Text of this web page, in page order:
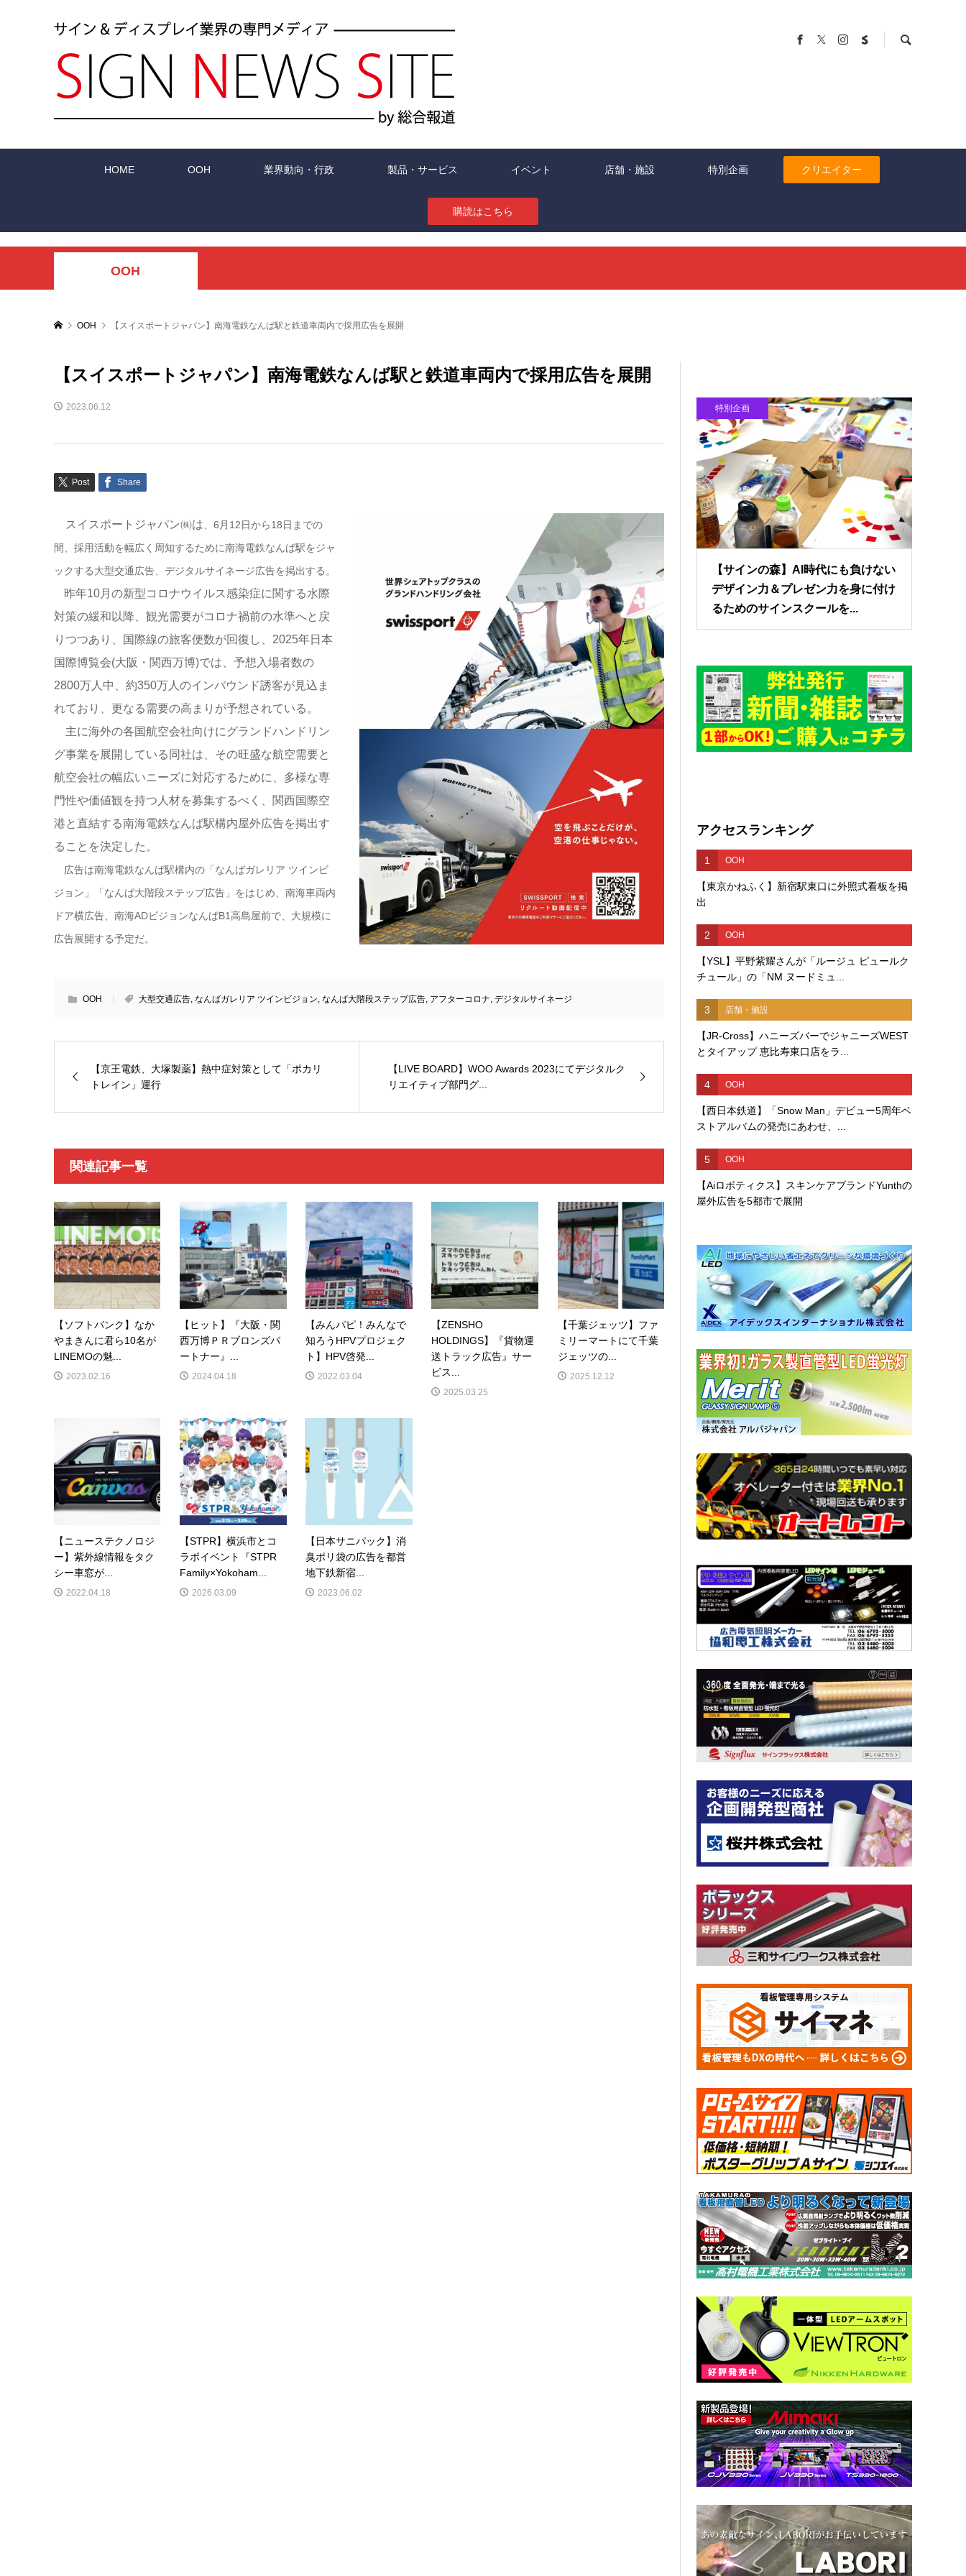
HOME OOH 業界動向・行政 製品・サービス イベント 店舗・施設 特別企画 クリエイター
購読はこちら
OOH
OOH 【スイスポートジャパン】南海電鉄なんば駅と鉄道車両内で採用広告を展開
【スイスポートジャパン】南海電鉄なんば駅と鉄道車両内で採用広告を展開
2023.06.12
Post Share
スイスポートジャパン㈱は 、6月12日から18日までの
間
、採用活動を幅広く周知するために南海電鉄なんば駅をジャ
ックする大型交通広告、デジタルサイネージ広告を掲出する。
昨年10月の新型コロナウイルス感染症に関する水際
対策の緩和以降、観光需要がコロナ禍前の水準へと戻
りつつあり、国際線の旅客便数が回復し、2025年日本
国際博覧会(大阪・関西万博)では、予想入場者数の
2800万人中、約350万人のインバウンド誘客が見込ま
れており、更なる需要の高まりが予想されている。
主に海外の各国航空会社向けにグランドハンドリン
グ事業を展開している同社は、その旺盛な航空需要と
航空会社の幅広いニーズに対応するために、多様な専
門性や価値観を持つ人材を募集するべく、関西国際空
港と直結する南海電鉄なんば駅構内屋外広告を掲出す
ることを決定した。
広告は南海電鉄なんば駅構内の「なんばガレリア ツインビ
ジョン」「なんば大階段ステップ広告」をはじめ、南海車両内
ドア横広告、南海ADビジョンなんばB1高島屋前で、大規模に
広告展開する予定だ。
OOH 大型交通広告, なんばガレリア ツインビジョン, なんば大階段ステップ広告, アフターコロナ, デジタルサイネージ
【京王電鉄、大塚製薬】熱中症対策として「ポカリ
トレイン」運行
【LIVE BOARD】WOO Awards 2023にてデジタルク
リエイティブ部門グ...
関連記事一覧
【ソフトバンク】なか
やまきんに君ら10名が
LINEMOの魅...
2023.02.16
【ヒット】『大阪・関
西万博ＰＲブロンズパ
ートナー』...
2024.04.18
【みんパピ！みんなで
知ろうHPVプロジェク
ト】HPV啓発...
2022.03.04
【ZENSHO
HOLDINGS】『貨物運
送トラック広告』サー
ビス...
2025.03.25
【千葉ジェッツ】ファ
ミリーマートにて千葉
ジェッツの...
2025.12.12
【ニューステクノロジ
ー】紫外線情報をタク
シー車窓が...
2022.04.18
【STPR】横浜市とコ
ラボイベント『STPR
Family×Yokoham...
2026.03.09
【日本サニパック】消
臭ポリ袋の広告を都営
地下鉄新宿...
2023.06.02
特別企画
【サインの森】AI時代にも負けない
デザイン力＆プレゼン力を身に付け
るためのサインスクールを...
アクセスランキング
1 OOH
【東京かねふく】新宿駅東口に外照式看板を掲
出
2 OOH
【YSL】平野紫耀さんが「ルージュ ピュールク
チュール」の「NM ヌードミュ...
3 店舗・施設
【JR-Cross】ハニーズバーでジャニーズWEST
とタイアップ 恵比寿東口店をラ...
4 OOH
【西日本鉄道】「Snow Man」デビュー5周年ベ
ストアルバムの発売にあわせ、...
5 OOH
【Aiロボティクス】スキンケアブランドYunthの
屋外広告を5都市で展開